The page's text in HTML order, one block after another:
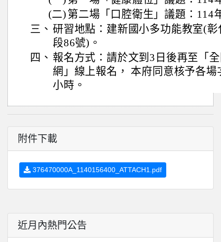
(二) 第二場「口腔衛生」議題：114
三、 研習地點：建新國小多功能教室(
段86號)。
四、 報名方式：請於文到3日後再至「
網」線上報名， 本府同意核予各
小時。
附件下載
376470000A_1140156400_ATTACH1.pdf
近月內熱門公告